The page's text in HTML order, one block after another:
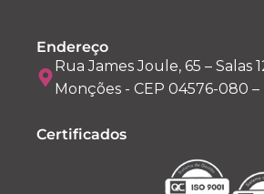
Endereço
Rua James Joule, 65 – Salas
Monções - CEP 04576-080 –
Certificados